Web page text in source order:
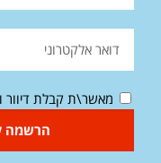
מאשר\ת קבלת דיוור
הרשמה